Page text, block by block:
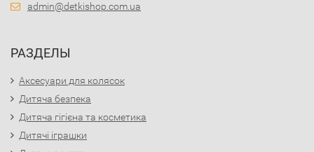
admin@detkishop.com.ua
РАЗДЕЛЫ
Аксесуари для колясок
Дитяча безпека
Дитяча гігієна та косметика
Дитячі іграшки